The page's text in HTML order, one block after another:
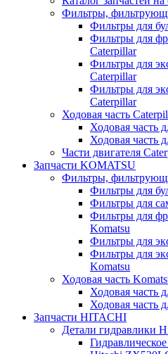
Фильтры,
Фильтры для
Фильтры для
Caterpillar
Фильтры для
Caterpillar
Фильтры для
Caterpillar
Ходовая часть
Ходовая часть
Ходовая часть
Части двигателя
Запчасти KOMATSU
Фильтры,
Фильтры для
Фильтры для
Фильтры для
Komatsu
Фильтры для
Фильтры для
Komatsu
Ходовая часть
Ходовая часть
Ходовая часть
Запчасти HITACHI
Детали гидравлики